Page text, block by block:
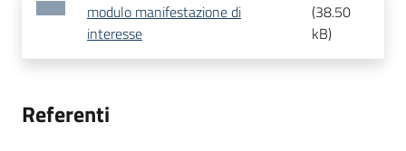
modulo manifestazione di
interesse
(38.50
kB)
Referenti